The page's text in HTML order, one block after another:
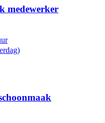
medewerker